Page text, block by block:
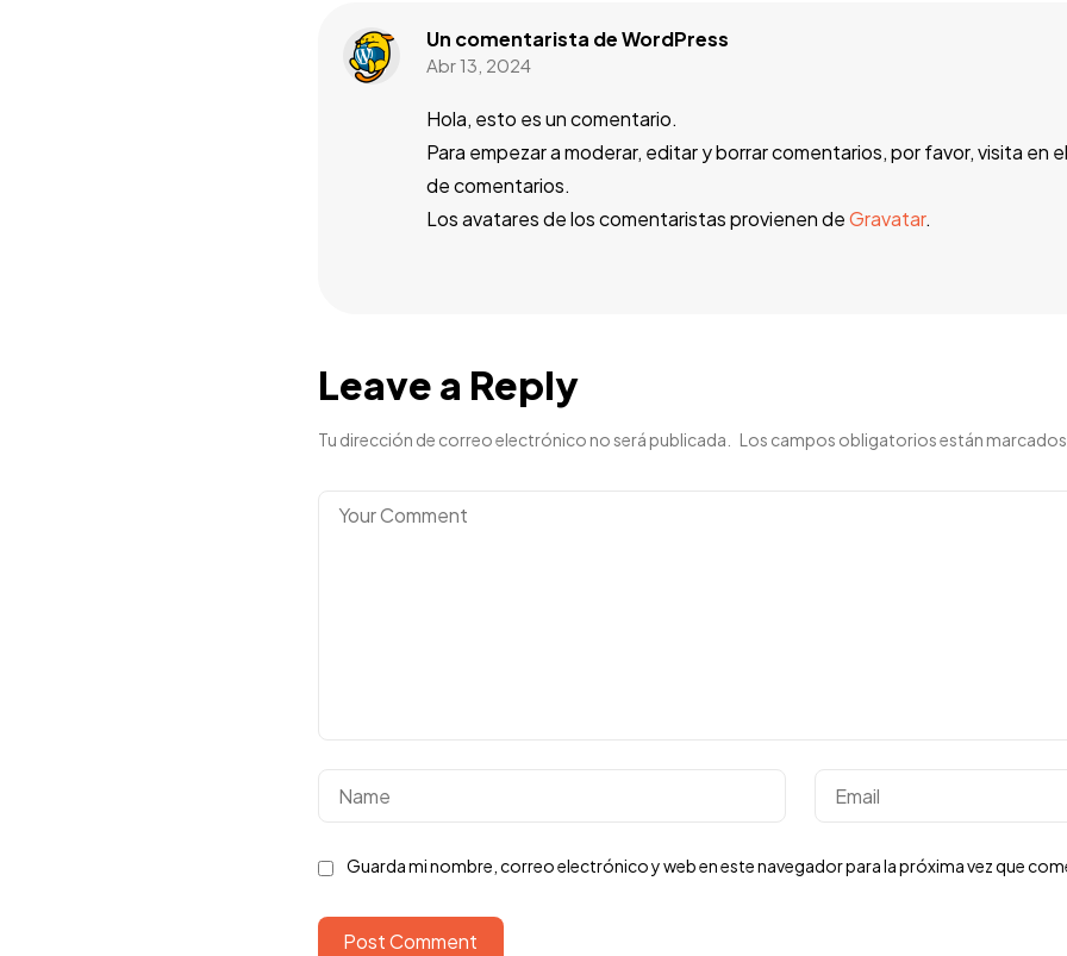
Un comentarista de WordPress
Abr 13, 2024
Hola, esto es un comentario.
Para empezar a moderar, editar y borrar comentarios, por favor, visita en
de comentarios.
Los avatares de los comentaristas provienen deGravatar.
Leave a Reply
Tu dirección de correo electrónico no será publicada. Los campos obligatorios están
Guarda mi nombre, correo electrónico y web en este navegador para la próxima vez que
Post Comment